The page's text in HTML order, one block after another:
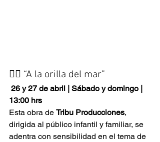
🧜‍♀️ “A la orilla del mar”
13:00 hrs
Esta obra de Tribu Producciones,
dirigida al público infantil y familiar, se
adentra con sensibilidad en el tema de